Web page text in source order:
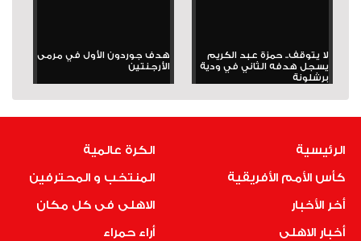
لا يتوقف.. حمزة عبد الكريم
يسجل هدفه الثاني في ودية
برشلونة
هدف جوردون الأول في مرمى
الأرجنتين
الرئيسية
كأس الأمم الأفريقية
أخر الأخبار
أخبار الاهلى
الكرة عالمية
المنتخب و المحترفين
الاهلى فى كل مكان
أراء حمراء